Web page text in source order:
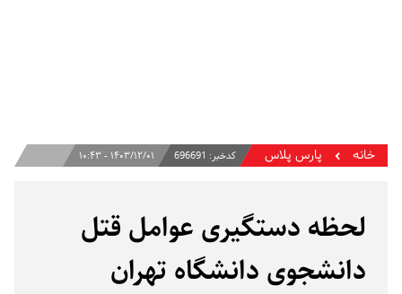
خانه پارس پلاس کدخبر: 696691 ۱۴۰۳/۱۲/۰۱ - ۱۰:۴۳
لحظه دستگیری عوامل قتل
دانشجوی دانشگاه تهران